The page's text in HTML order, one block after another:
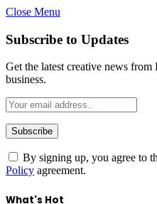
Close Menu
Subscribe to Updates
Get the latest creative news
business.
By signing up, you agree to
Policy agreement.
What's Hot